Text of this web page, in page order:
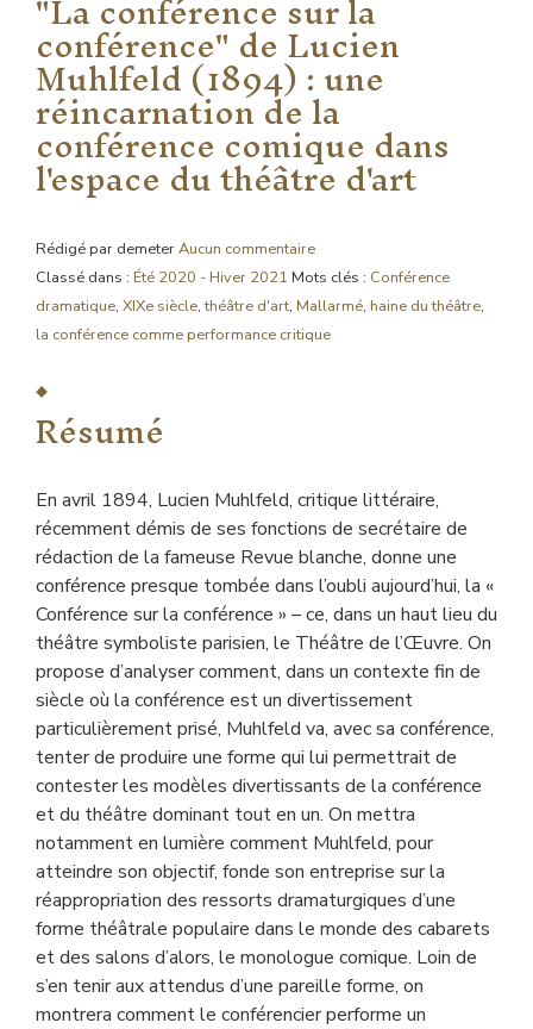
conférence" de Lucien
Muhlfeld (1894) : une
réincarnation de la
conférence comique dans
l'espace du théâtre d'art
Rédigé par demeterAucun commentaire
Classé dans : Été 2020 - Hiver 2021 Mots clés : Conférence
dramatique, XIXe siècle,théâtre d'art, Mallarmé, haine du théâtre,
la conférence comme performance critique
Résumé
En avril 1894, Lucien Muhlfeld, critique littéraire,
récemment démis de ses fonctions de secrétaire de
rédaction de la fameuse Revue blanche, donne une
conférence presque tombée dans l’oubli aujourd’hui, la «
Conférence sur la conférence » – ce, dans un haut lieu du
théâtre symboliste parisien, le Théâtre de l’Œuvre. On
propose d’analyser comment, dans un contexte fin de
siècle où la conférence est un divertissement
particulièrement prisé, Muhlfeld va, avec sa conférence,
tenter de produire une forme qui lui permettrait de
contester les modèles divertissants de la conférence
et du théâtre dominant tout en un. On mettra
notamment en lumière comment Muhlfeld, pour
atteindre son objectif, fonde son entreprise sur la
réappropriation des ressorts dramaturgiques d’une
forme théâtrale populaire dans le monde des cabarets
et des salons d’alors, le monologue comique. Loin de
s’en tenir aux attendus d’une pareille forme, on
montrera comment le conférencier performe un